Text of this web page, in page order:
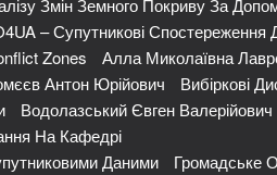
Змін Земного Покриву За
– Супутникові Спостереження
Zones
Алла Миколаївна
Антон Юрійович
Вибіркові
Водолазський Євген Валерійович
На Кафедрі
Даними
Громадське